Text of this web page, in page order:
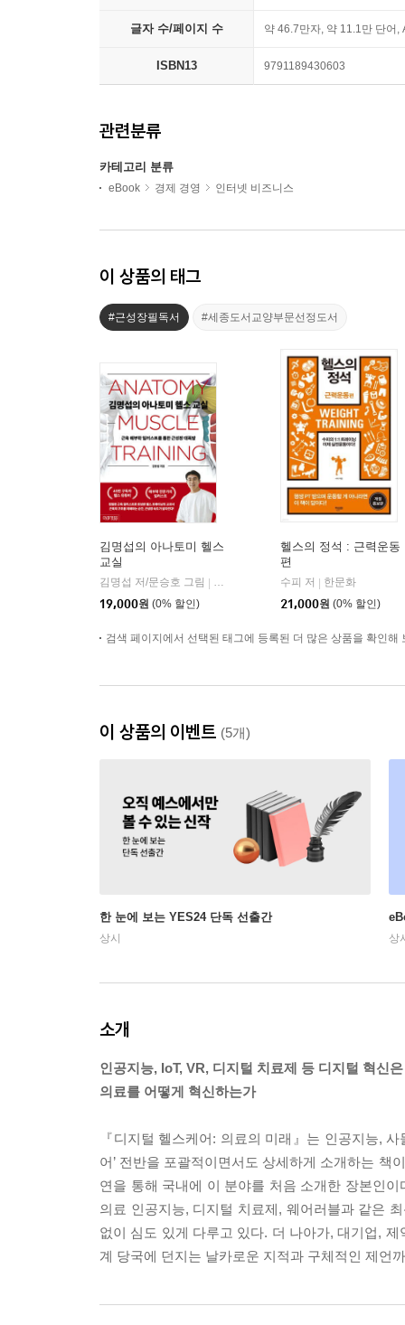
글자 수/페이지 수 약 46.7만자, 약 11.1만 단어
ISBN13 9791189430603
관련분류
카테고리 분류
eBook 경제 경영 인터넷 비즈니스
이 상품의 태그
#근성장필독서 #세종도서교양부문선정도서
김명섭의 아나토미 헬스
교실
김명섭 저/문승호 그림 |
19,000원 (0% 할인)
헬스의 정석 : 근력운동
편
수피 저 | 한문화
21,000원 (0% 할인)
검색 페이지에서 선택된 태그에 등록된 더 많은 상품을 확인해
이 상품의 이벤트 (5개)
한 눈에 보는 YES24 단독 선출간
상시 상
소개
인공지능, IoT, VR, 디지털 치료제 등 디지털 혁신은
의료를 어떻게 혁신하는가
『디지털 헬스케어: 의료의 미래』는 인공지능,
어’ 전반을 포괄적이면서도 상세하게 소개하는
연을 통해 국내에 이 분야를 처음 소개한 장본인
의료 인공지능, 디지털 치료제, 웨어러블과 같은
없이 심도 있게 다루고 있다. 더 나아가, 대기업,
계 당국에 던지는 날카로운 지적과 구체적인 제언